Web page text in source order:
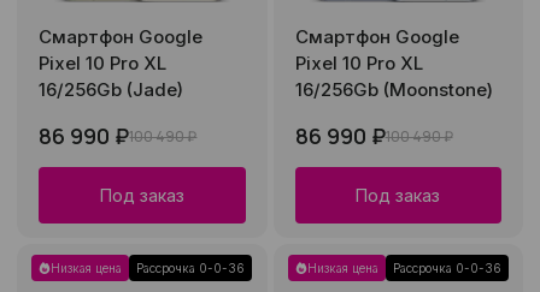
Смартфон Google
Pixel 10 Pro XL
16/256Gb (Jade)
86 990 ₽100 490 ₽
Под заказ
Смартфон Google
Pixel 10 Pro XL
16/256Gb (Moonstone)
86 990 ₽100 490 ₽
Под заказ
Низкая цена Рассрочка 0-0-36 Низкая цена Рассрочка 0-0-36